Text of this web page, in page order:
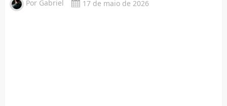
Por Gabriel 17 de maio de 2026